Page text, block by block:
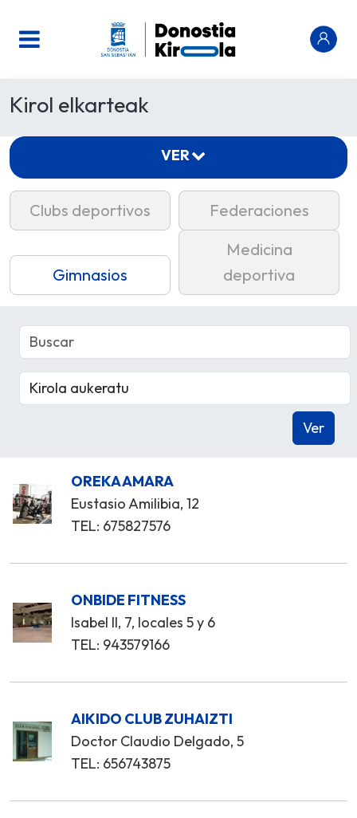
Kirol elkarteak
Clubs deportivos Federaciones
Gimnasios
Medicina
deportiva
OREKA AMARA
Eustasio Amilibia, 12
TEL: 675827576
ONBIDE FITNESS
Isabel II, 7, locales 5 y 6
TEL: 943579166
AIKIDO CLUB ZUHAIZTI
Doctor Claudio Delgado, 5
TEL: 656743875
VER